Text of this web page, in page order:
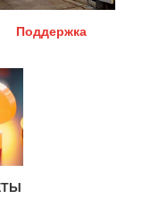
Поддержка